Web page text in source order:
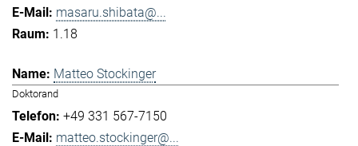
masaru.shibata@...
1.18
Matteo Stockinger
Doktorand
+49 331 567-7150
matteo.stockinger@...